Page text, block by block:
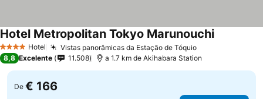
4 EstrelasHotel Vistas panorâmicas da Estação de Tóquio
Hotel Metropolitan Tokyo Marunouchi
8,8 Excelente 11.508 a 1.7 km de Akihabara Station
De € 166